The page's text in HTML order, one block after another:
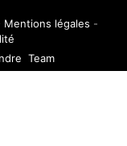
Mentions légales -
Team